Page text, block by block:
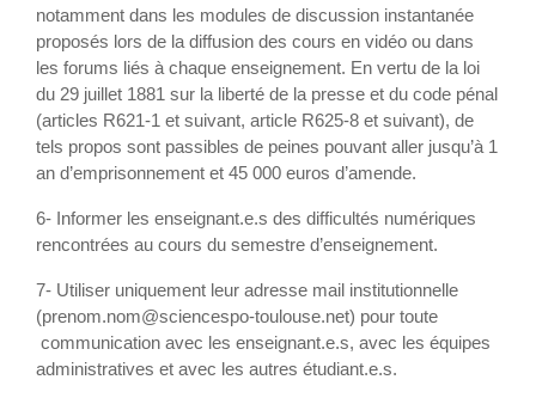
notamment dans les modules de discussion instantanée
proposés lors de la diffusion des cours en vidéo ou dans
les forums liés à chaque enseignement. En vertu de la loi
du 29 juillet 1881 sur la liberté de la presse et du code pénal
(articles R621-1 et suivant, article R625-8 et suivant), de
tels propos sont passibles de peines pouvant aller jusqu’à 1
an d’emprisonnement et 45 000 euros d’amende.
6- Informer les enseignant.e.s des difficultés numériques
rencontrées au cours du semestre d’enseignement.
7- Utiliser uniquement leur adresse mail institutionnelle
(prenom.nom@sciencespo-toulouse.net) pour toute
communication avec les enseignant.e.s, avec les équipes
administratives et avec les autres étudiant.e.s.